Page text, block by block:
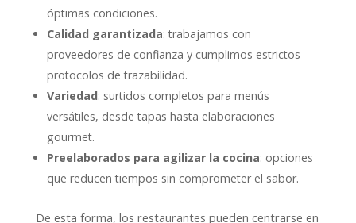
óptimas condiciones.
Calidad garantizada: trabajamos con
proveedores de confianza y cumplimos estrictos
protocolos de trazabilidad.
Variedad: surtidos completos para menús
versátiles, desde tapas hasta elaboraciones
gourmet.
Preelaborados para agilizar la cocina: opciones
que reducen tiempos sin comprometer el sabor.
De esta forma, los restaurantes pueden centrarse en